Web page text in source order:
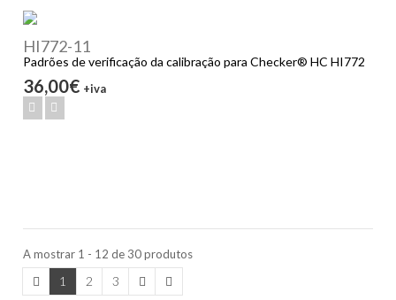
HI772-11
Padrões de verificação da calibração para Checker® HC HI772
36,00€ +iva
A mostrar 1 - 12 de 30 produtos
1 2 3